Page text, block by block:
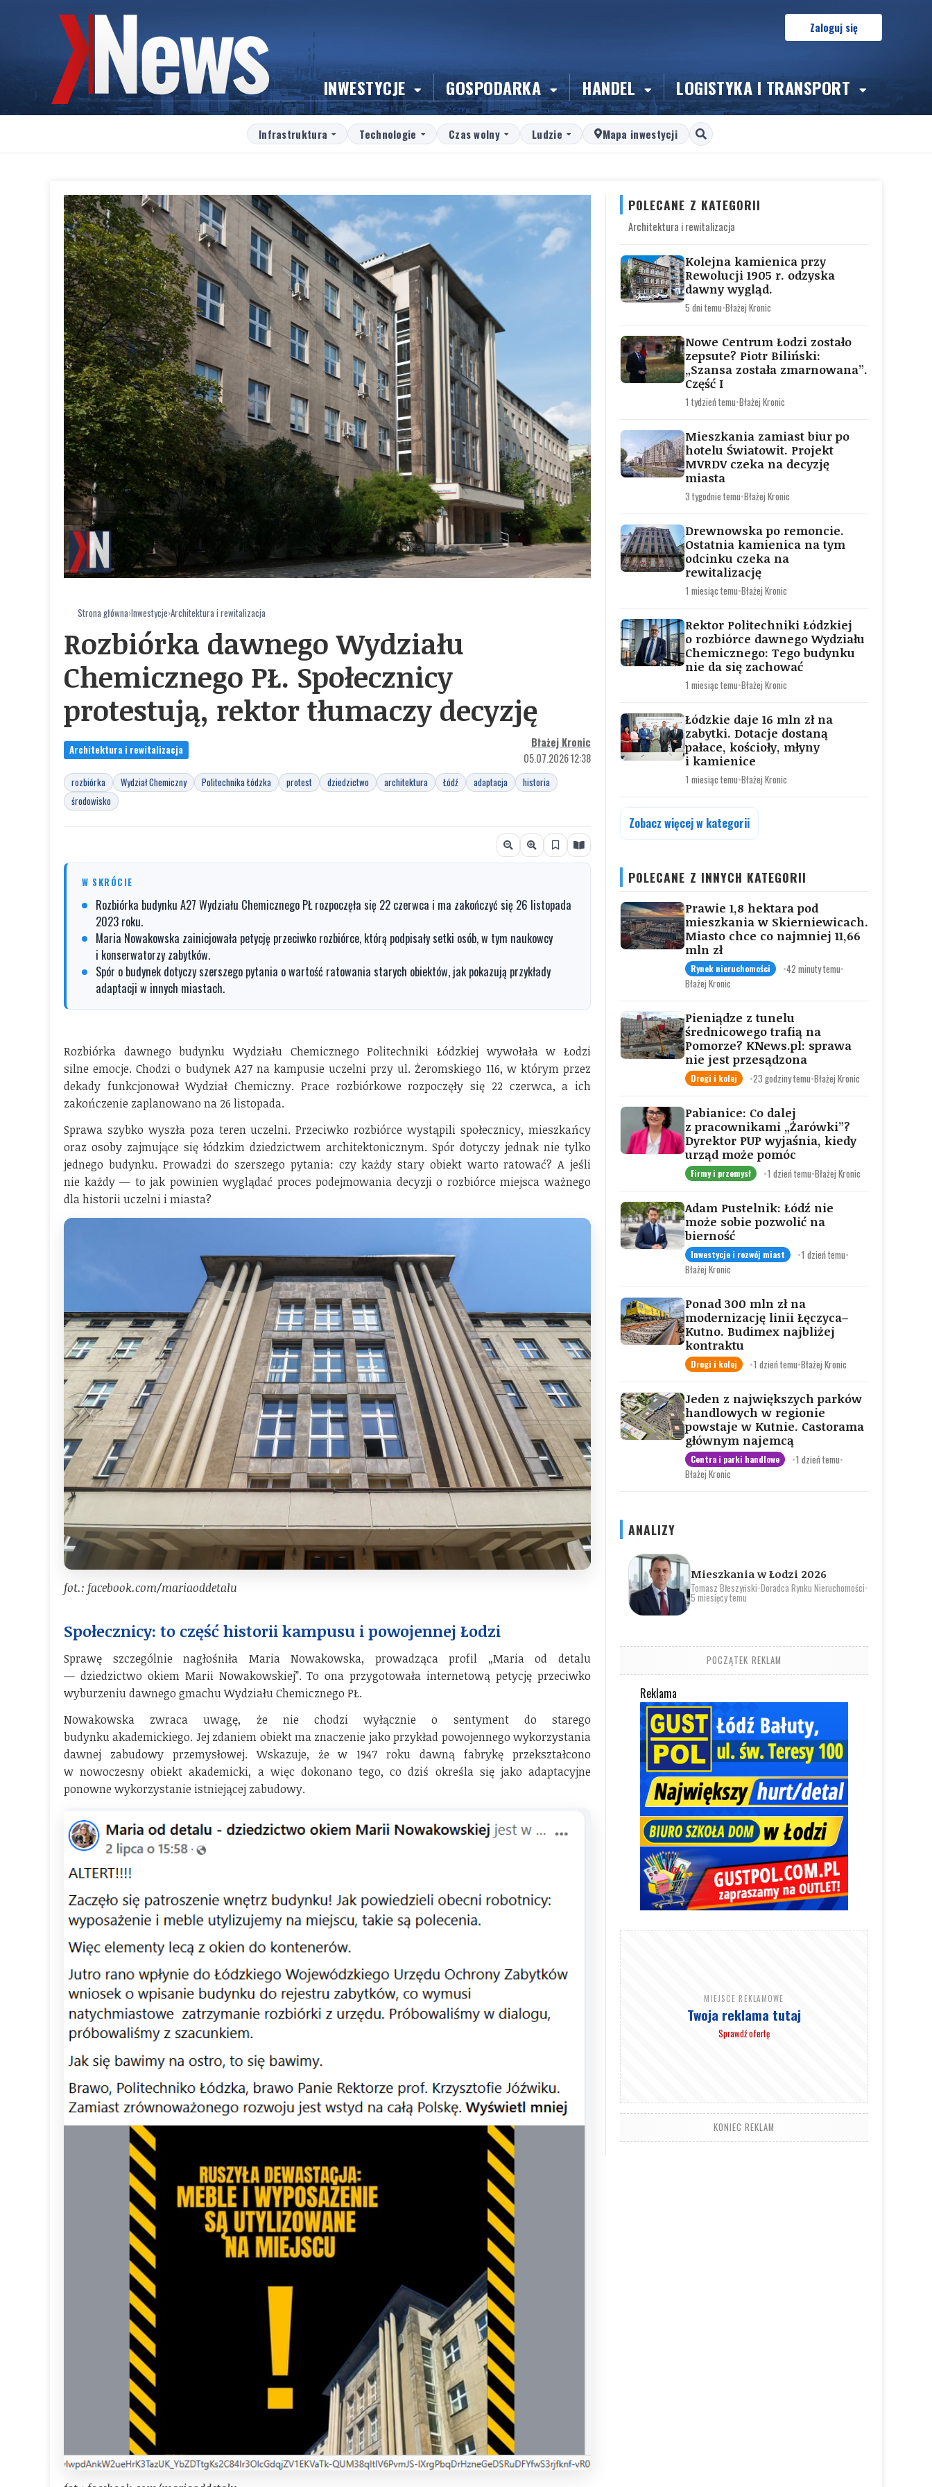
INWESTYCJE GOSPODARKA HANDEL LOGISTYKA I TRANSPORT
Zaloguj się
Infrastruktura Technologie Czas wolny Ludzie Mapa inwestycji
Strona główna›Inwestycje›Architektura i rewitalizacja
Rozbiórka dawnego Wydziału
Chemicznego PŁ. Społecznicy
protestują, rektor tłumaczy decyzję
Architektura i rewitalizacja
Błażej Kronic
05.07.2026 12:38
rozbiórka Wydział Chemiczny Politechnika Łódzka protest dziedzictwo architektura Łódź adaptacja
historia
środowisko
W SKRÓCIE
Rozbiórka budynku A27 Wydziału Chemicznego PŁ rozpoczęła się 22 czerwca i ma zakończyć się 26 listopada
2023 roku.
Maria Nowakowska zainicjowała petycję przeciwko rozbiórce, którą podpisały setki osób, w tym naukowcy
i konserwatorzy zabytków.
Spór o budynek dotyczy szerszego pytania o wartość ratowania starych obiektów, jak pokazują przykłady
adaptacji w innych miastach.
Rozbiórka dawnego budynku Wydziału Chemicznego Politechniki Łódzkiej wywołała w Łodzi
silne emocje. Chodzi o budynek A27 na kampusie uczelni przy ul. Żeromskiego 116, w którym przez
dekady funkcjonował Wydział Chemiczny. Prace rozbiórkowe rozpoczęły się 22 czerwca, a ich
zakończenie zaplanowano na 26 listopada.
Sprawa szybko wyszła poza teren uczelni. Przeciwko rozbiórce wystąpili społecznicy, mieszkańcy
oraz osoby zajmujące się łódzkim dziedzictwem architektonicznym. Spór dotyczy jednak nie tylko
jednego budynku. Prowadzi do szerszego pytania: czy każdy stary obiekt warto ratować? A jeśli
nie każdy — to jak powinien wyglądać proces podejmowania decyzji o rozbiórce miejsca ważnego
dla historii uczelni i miasta?
fot.: facebook.com/mariaoddetalu
Społecznicy: to część historii kampusu i powojennej Łodzi
Sprawę szczególnie nagłośniła Maria Nowakowska, prowadząca profil „Maria od detalu
— dziedzictwo okiem Marii Nowakowskiej”. To ona przygotowała internetową petycję przeciwko
wyburzeniu dawnego gmachu Wydziału Chemicznego PŁ.
Nowakowska zwraca uwagę, że nie chodzi wyłącznie o sentyment do starego
budynku akademickiego. Jej zdaniem obiekt ma znaczenie jako przykład powojennego wykorzystania
dawnej zabudowy przemysłowej. Wskazuje, że w 1947 roku dawną fabrykę przekształcono
w nowoczesny obiekt akademicki, a więc dokonano tego, co dziś określa się jako adaptacyjne
ponowne wykorzystanie istniejącej zabudowy.
POLECANE Z KATEGORII
Architektura i rewitalizacja
Kolejna kamienica przy
Rewolucji 1905 r. odzyska
dawny wygląd.
5 dni temu•Błażej Kronic
Nowe Centrum Łodzi zostało
zepsute? Piotr Biliński:
„Szansa została zmarnowana”.
Część I
1 tydzień temu•Błażej Kronic
Mieszkania zamiast biur po
hotelu Światowit. Projekt
MVRDV czeka na decyzję
miasta
3 tygodnie temu•Błażej Kronic
Drewnowska po remoncie.
Ostatnia kamienica na tym
odcinku czeka na
rewitalizację
1 miesiąc temu•Błażej Kronic
Rektor Politechniki Łódzkiej
o rozbiórce dawnego Wydziału
Chemicznego: Tego budynku
nie da się zachować
1 miesiąc temu•Błażej Kronic
Łódzkie daje 16 mln zł na
zabytki. Dotacje dostaną
pałace, kościoły, młyny
i kamienice
1 miesiąc temu•Błażej Kronic
Zobacz więcej w kategorii
POLECANE Z INNYCH KATEGORII
Prawie 1,8 hektara pod
mieszkania w Skierniewicach.
Miasto chce co najmniej 11,66
mln zł
Rynek nieruchomości •42 minuty temu•
Błażej Kronic
Pieniądze z tunelu
średnicowego trafią na
Pomorze? KNews.pl: sprawa
nie jest przesądzona
Drogi i kolej •23 godziny temu•Błażej Kronic
Pabianice: Co dalej
z pracownikami „Żarówki”?
Dyrektor PUP wyjaśnia, kiedy
urząd może pomóc
Firmy i przemysł •1 dzień temu•Błażej Kronic
Adam Pustelnik: Łódź nie
może sobie pozwolić na
bierność
Inwestycje i rozwój miast •1 dzień temu•
Błażej Kronic
Ponad 300 mln zł na
modernizację linii Łęczyca–
Kutno. Budimex najbliżej
kontraktu
Drogi i kolej •1 dzień temu•Błażej Kronic
Jeden z największych parków
handlowych w regionie
powstaje w Kutnie. Castorama
głównym najemcą
Centra i parki handlowe •1 dzień temu•
Błażej Kronic
ANALIZY
Mieszkania w Łodzi 2026
Tomasz Błeszyński•Doradca Rynku Nieruchomości•
5 miesięcy temu
POCZĄTEK REKLAM
Reklama
MIEJSCE REKLAMOWE
Twoja reklama tutaj
Sprawdź ofertę
KONIEC REKLAM